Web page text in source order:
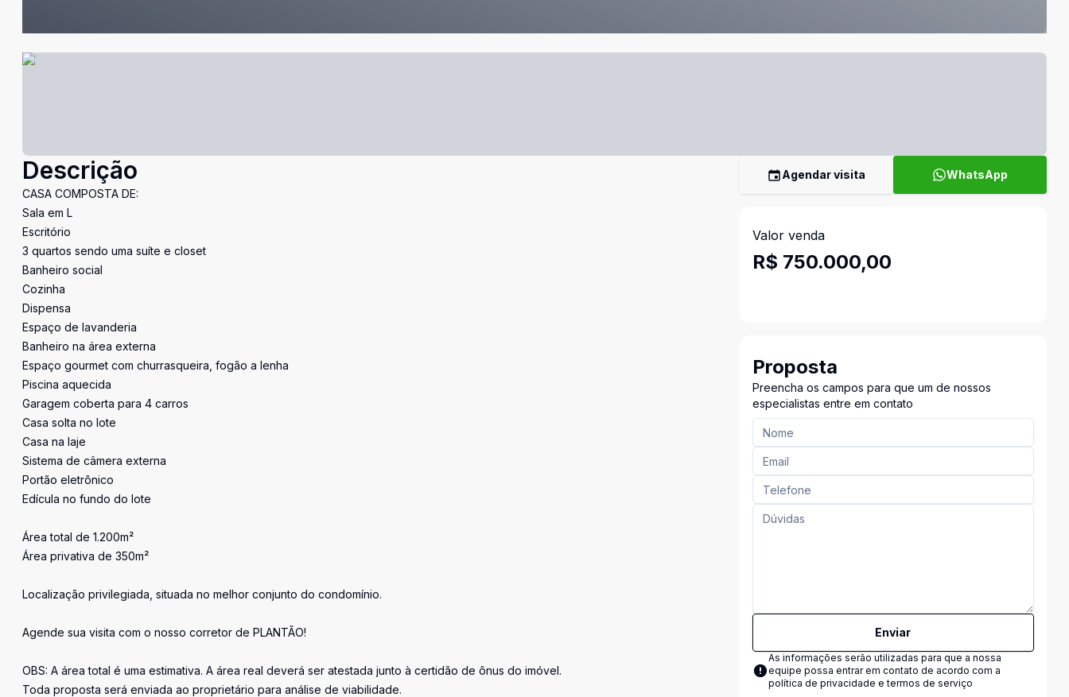
Descrição
CASA COMPOSTA DE:
Sala em L
Escritório
3 quartos sendo uma suíte e closet
Banheiro social
Cozinha
Dispensa
Espaço de lavanderia
Banheiro na área externa
Espaço gourmet com churrasqueira, fogão a lenha
Piscina aquecida
Garagem coberta para 4 carros
Casa solta no lote
Casa na laje
Sistema de câmera externa
Portão eletrônico
Edícula no fundo do lote
Área total de 1.200m²
Área privativa de 350m²
Localização privilegiada, situada no melhor conjunto do condomínio.
Agende sua visita com o nosso corretor de PLANTÃO!
OBS: A área total é uma estimativa. A área real deverá ser atestada junto à certidão de ônus do imóvel.
Toda proposta será enviada ao proprietário para análise de viabilidade.
Agendar visita WhatsApp
Valor venda
R$ 750.000,00
Proposta
Preencha os campos para que um de nossos
especialistas entre em contato
Enviar
As informações serão utilizadas para que a nossa
equipe possa entrar em contato de acordo com a
política de privacidade e termos de serviço